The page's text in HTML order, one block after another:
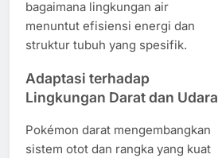
bagaimana lingkungan air
menuntut efisiensi energi dan
struktur tubuh yang spesifik.
Adaptasi terhadap
Lingkungan Darat dan Udara
Pokémon darat mengembangkan
sistem otot dan rangka yang kuat